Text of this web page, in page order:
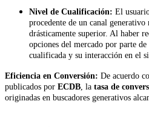
Nivel de Cualificación: El
procedente de un canal
drásticamente superior. Al haber
opciones del mercado por parte
cualificada y su interacción en el
Eficiencia en Conversión: De acuerdo c
publicados por ECDB, la tasa de
originadas en buscadores generativos